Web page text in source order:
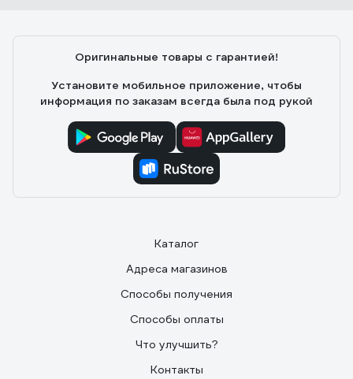
Оригинальные товары с гарантией!
Установите мобильное приложение, чтобы
информация по заказам всегда была под рукой
Каталог
Адреса магазинов
Способы получения
Способы оплаты
Что улучшить?
Контакты